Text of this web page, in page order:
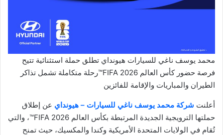
محمد يوسف ناغي للسيارات هيونداي تطلق حملة استثنائية تتيح
فرصة حضور كأس العالم FIFA 2026™رحلة متكاملة تشمل تذاكر
الطيران والمباريات والإقامة للفائزين
أعلنت شركة محمد يوسف ناغي للسيارات – هيونداي عن إطلاق
حملتها الترويجية الجديدة المرتبطة بكأس العالم FIFA 2026™، والتي
تُقام في الولايات المتحدة الأمريكية وكندا والمكسيك، حيث تمنح